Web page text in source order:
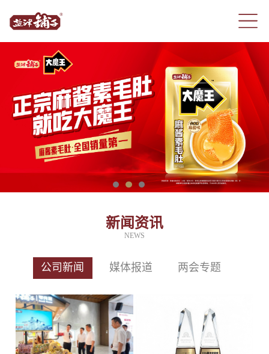
新闻资讯
NEWS
公司新闻 媒体报道 两会专题